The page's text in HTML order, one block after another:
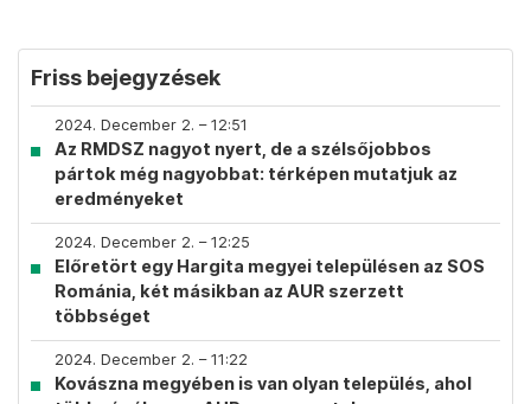
Friss bejegyzések
2024. December 2. – 12:51
Az RMDSZ nagyot nyert, de a szélsőjobbos
pártok még nagyobbat: térképen mutatjuk az
eredményeket
2024. December 2. – 12:25
Előretört egy Hargita megyei településen az SOS
Románia, két másikban az AUR szerzett
többséget
2024. December 2. – 11:22
Kovászna megyében is van olyan település, ahol